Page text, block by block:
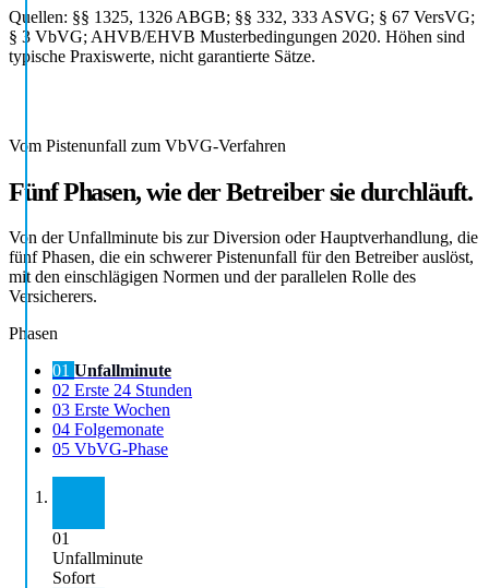
Quellen: §§ 1325, 1326 ABGB; §§ 332, 333 ASVG; § 67 VersVG;
§ 3 VbVG; AHVB/EHVB Musterbedingungen 2020. Höhen sind
typische Praxiswerte, nicht garantierte Sätze.
Vom Pistenunfall zum VbVG-Verfahren
Fünf Phasen, wie der Betreiber sie durchläuft.
Von der Unfallminute bis zur Diversion oder Hauptverhandlung, die
fünf Phasen, die ein schwerer Pistenunfall für den Betreiber auslöst,
mit den einschlägigen Normen und der parallelen Rolle des
Versicherers.
Phasen
01 Unfallminute
02 Erste 24 Stunden
03 Erste Wochen
04 Folgemonate
05 VbVG-Phase
01
Unfallminute
Sofort